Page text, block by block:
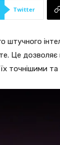
Twitter
штучного
Це
точнішими